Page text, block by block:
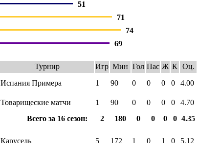
51
71
74
69
Турнир Игр Мин Гол Пас Ж К Оц.
Испания Примера 1 90 0 0 0 0 4.00
Товарищеские матчи 1 90 0 0 0 0
4.70
Всего за 16 сезон:
2 180 0 0 0 0 4.35
Карусель 5 172 1 0 1 0 5.12